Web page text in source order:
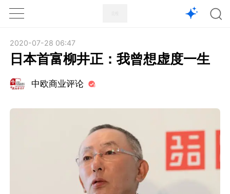
1X
2020-07-28 06:47
日本首富柳井正：我曾想虚度一生
中欧商业评论